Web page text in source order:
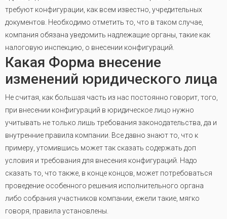
требуют конфигурации, как всем известно, учредительных
документов. Необходимо отметить то, что в таком случае,
компания обязана уведомить надлежащие органы, такие как
налоговую инспекцию, о внесении конфигураций.
Какая Форма внесение
изменений юридического лица
Не считая, как большая часть из нас постоянно говорит, того,
при внесении конфигураций в юридическое лицо нужно
учитывать не только лишь требования законодательства, да и
внутренние правила компании. Все давно знают то, что к
примеру, утомившись может так сказать содержать доп
условия и требования для внесения конфигураций. Надо
сказать то, что также, в конце концов, может потребоваться
проведение особенного решения исполнительного органа
либо собрания участников компании, ежели такие, мягко
говоря, правила установлены.